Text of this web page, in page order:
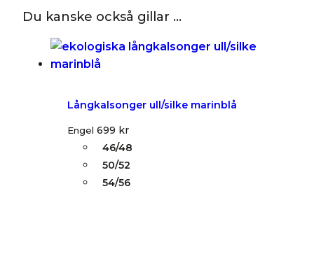
Du kanske också gillar …
Långkalsonger ull/silke marinblå
Engel 699 kr
46/48
50/52
54/56